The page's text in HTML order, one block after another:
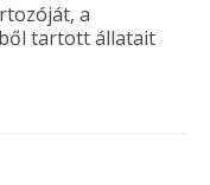
a
tartott állatait